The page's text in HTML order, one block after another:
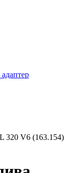
320 V6 (163.154)